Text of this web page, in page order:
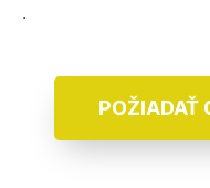
.
POŽIADAŤ